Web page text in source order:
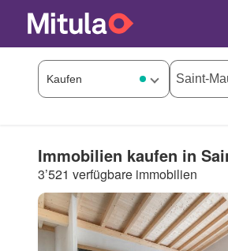
Immobilien kaufen in
3’521 verfügbare immobilien